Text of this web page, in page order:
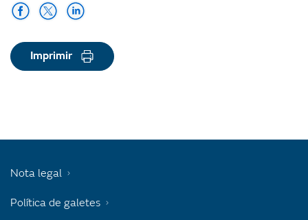
Imprimir
Nota legal
Política de galetes